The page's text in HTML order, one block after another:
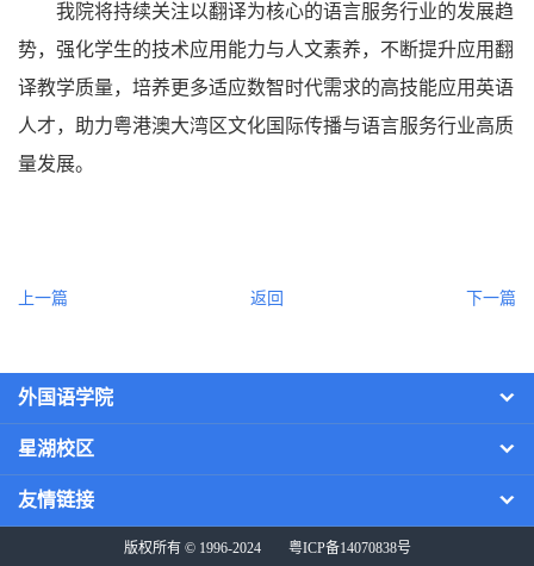
我院将持续关注以翻译为核心的语言服务行业的发展趋
势，强化学生的技术应用能力与人文素养，不断提升应用翻
译教学质量，培养更多适应数智时代需求的高技能应用英语
人才，助力粤港澳大湾区文化国际传播与语言服务行业高质
量发展。
上一篇 返回 下一篇
外国语学院
星湖校区
友情链接
版权所有 © 1996-2024 粤ICP备14070838号